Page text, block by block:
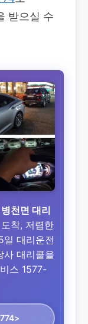
받으실 수
천면 대리
착, 저렴한
대리운전
사 대리콜을
스 1577-